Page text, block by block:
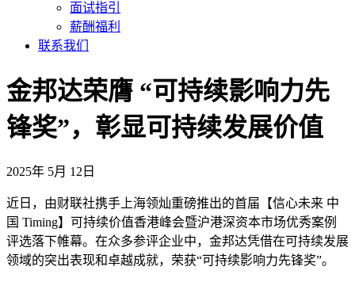
面试指引
薪酬福利
联系我们
金邦达荣膺 “可持续影响力先
锋奖”，彰显可持续发展价值
2025年 5月 12日
近日，由财联社携手上海领灿重磅推出的首届【信心未来 中
国 Timing】可持续价值香港峰会暨沪港深资本市场优秀案例
评选落下帷幕。在众多参评企业中，金邦达凭借在可持续发展
领域的突出表现和卓越成就，荣获“可持续影响力先锋奖”。